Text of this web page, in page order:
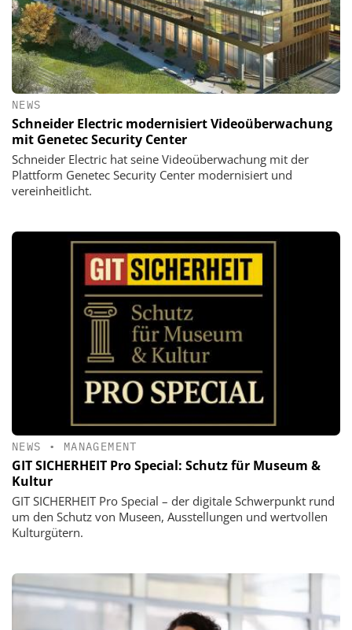
NEWS
Schneider Electric modernisiert Videoüberwachung
mit Genetec Security Center
Schneider Electric hat seine Videoüberwachung mit der
Plattform Genetec Security Center modernisiert und
vereinheitlicht.
NEWS • MANAGEMENT
GIT SICHERHEIT Pro Special: Schutz für Museum &
Kultur
GIT SICHERHEIT Pro Special – der digitale Schwerpunkt rund
um den Schutz von Museen, Ausstellungen und wertvollen
Kulturgütern.